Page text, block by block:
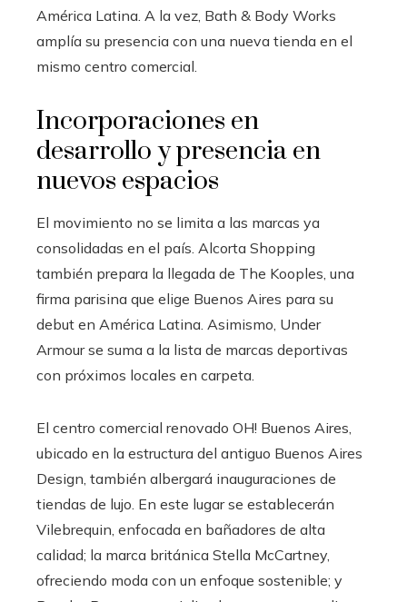
América Latina. A la vez, Bath & Body Works
amplía su presencia con una nueva tienda en el
mismo centro comercial.
Incorporaciones en
desarrollo y presencia en
nuevos espacios
El movimiento no se limita a las marcas ya
consolidadas en el país. Alcorta Shopping
también prepara la llegada de The Kooples, una
firma parisina que elige Buenos Aires para su
debut en América Latina. Asimismo, Under
Armour se suma a la lista de marcas deportivas
con próximos locales en carpeta.
El centro comercial renovado OH! Buenos Aires,
ubicado en la estructura del antiguo Buenos Aires
Design, también albergará inauguraciones de
tiendas de lujo. En este lugar se establecerán
Vilebrequin, enfocada en bañadores de alta
calidad; la marca británica Stella McCartney,
ofreciendo moda con un enfoque sostenible; y